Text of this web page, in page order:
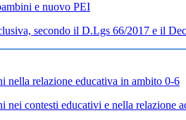
e nuovo PEI
secondo il D.Lgs 66/2017 e il
nella relazione educativa in ambito 0-6
nei contesti educativi e nella relazione